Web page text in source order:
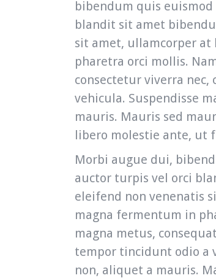
bibendum quis
blandit sit amet
sit amet, ullamcorper at
pharetra orci mollis.
consectetur viverra
vehicula. Suspendisse
mauris. Mauris sed
libero molestie ante, ut
Morbi augue dui,
auctor turpis vel orci
eleifend non venenatis
magna fermentum in
magna metus,
tempor tincidunt odio a
non, aliquet a mauris.